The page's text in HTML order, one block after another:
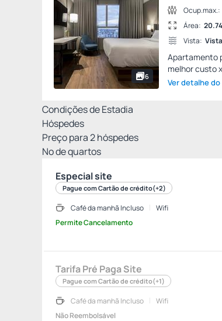
6
Ocup.max.:
Área:
Vista:
Apartamento
melhor custo
Ver detalhe
Condições de Estadia
Hóspedes
Preço para2hóspedes
Nº de quartos
Especial site
Pague com Cartão de crédito(+2)
Café da manhã Incluso
Wifi
Permite Cancelamento
Tarifa Pré Paga Site
Pague com Cartão de crédito(+1)
Café da manhã Incluso
Wifi
Não Reembolsável